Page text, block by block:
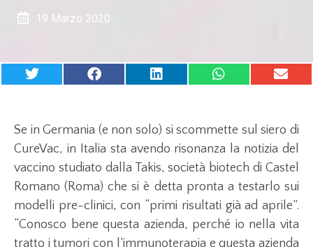
19 Marzo 2020
Se in Germania (e non solo) si scommette sul siero di
CureVac, in Italia sta avendo risonanza la notizia del
vaccino studiato dalla Takis, società biotech di Castel
Romano (Roma) che si è detta pronta a testarlo sui
modelli pre-clinici, con “primi risultati già ad aprile”.
“Conosco bene questa azienda, perché io nella vita
tratto i tumori con l’immunoterapia e questa azienda